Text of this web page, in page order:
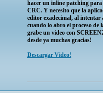
hacer un inline patching para
CRC. Y necesito que la
editor exadecimal, al intentar
cuando lo abro el proceso de
grabe un video con
desde ya muchas gracias!
Descargar Video!